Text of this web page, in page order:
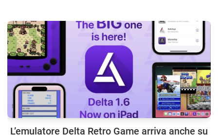
L’emulatore Delta Retro Game arriva anche su